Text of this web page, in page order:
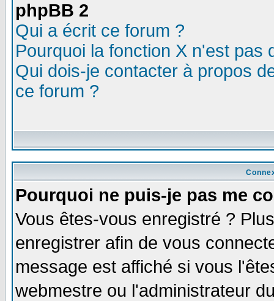
phpBB 2
Qui a écrit ce forum ?
Pourquoi la fonction X n'est pas
Qui dois-je contacter à propos
ce forum ?
Pourquoi ne puis-je pas me
Vous êtes-vous enregistré ?
enregistrer afin de vous
message est affiché si vous
webmestre ou l'administrateur